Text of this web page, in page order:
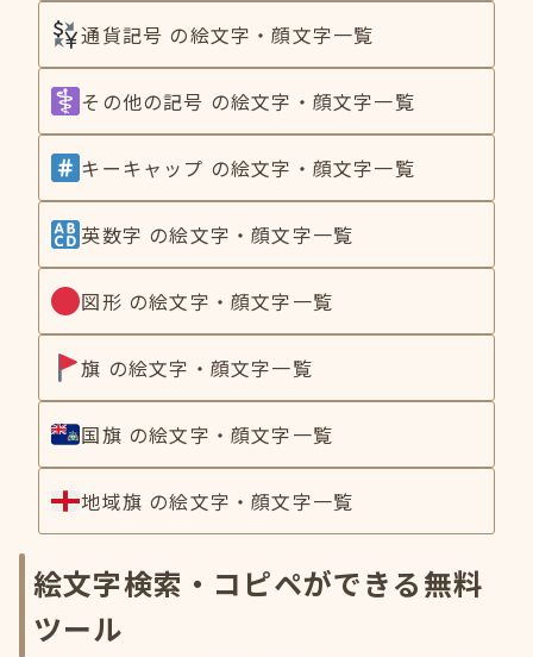
通貨記号 の絵文字・顔文字一覧
その他の記号 の絵文字・顔文字一覧
キーキャップ の絵文字・顔文字一覧
英数字 の絵文字・顔文字一覧
図形 の絵文字・顔文字一覧
旗 の絵文字・顔文字一覧
国旗 の絵文字・顔文字一覧
地域旗 の絵文字・顔文字一覧
絵文字検索・コピペができる無料
ツール